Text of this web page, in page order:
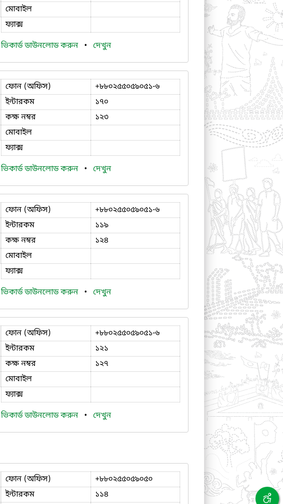
মোবাইল
ফ্যাক্স
ভিকার্ড ডাউনলোড করুন • দেখুন
ফোন (অফিস)
+৮৮০২৫৫০৫৯০৫১-৬
ইন্টারকম
১৭০
কক্ষ নম্বর
১২৩
মোবাইল
ফ্যাক্স
ভিকার্ড ডাউনলোড করুন • দেখুন
ফোন (অফিস)
+৮৮০২৫৫০৫৯০৫১-৬
ইন্টারকম
১১৯
কক্ষ নম্বর
১২৪
মোবাইল
ফ্যাক্স
ভিকার্ড ডাউনলোড করুন • দেখুন
ফোন (অফিস)
+৮৮০২৫৫০৫৯০৫১-৬
ইন্টারকম
১২১
কক্ষ নম্বর
১২৭
মোবাইল
ফ্যাক্স
ভিকার্ড ডাউনলোড করুন • দেখুন
ফোন (অফিস)
+৮৮০২৫৫০৫৯০৫০
ইন্টারকম
১১৪